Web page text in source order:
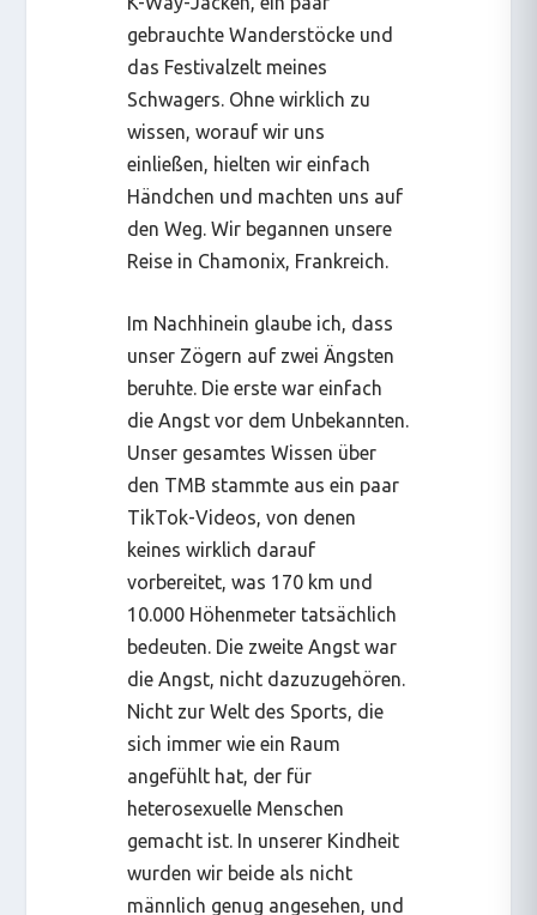
gebrauchte Wanderstöcke und
das Festivalzelt meines
Schwagers. Ohne wirklich zu
wissen, worauf wir uns
einließen, hielten wir einfach
Händchen und machten uns auf
den Weg. Wir begannen unsere
Reise in Chamonix, Frankreich.
Im Nachhinein glaube ich, dass
unser Zögern auf zwei Ängsten
beruhte. Die erste war einfach
die Angst vor dem Unbekannten.
Unser gesamtes Wissen über
den TMB stammte aus ein paar
TikTok-Videos, von denen
keines wirklich darauf
vorbereitet, was 170 km und
10.000 Höhenmeter tatsächlich
bedeuten. Die zweite Angst war
die Angst, nicht dazuzugehören.
Nicht zur Welt des Sports, die
sich immer wie ein Raum
angefühlt hat, der für
heterosexuelle Menschen
gemacht ist. In unserer Kindheit
wurden wir beide als nicht
männlich genug angesehen, und